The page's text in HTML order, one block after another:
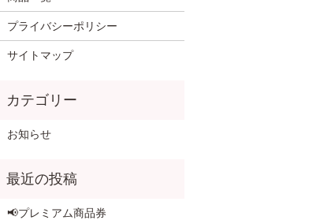
プライバシーポリシー
サイトマップ
お知らせ
📢プレミアム商品券